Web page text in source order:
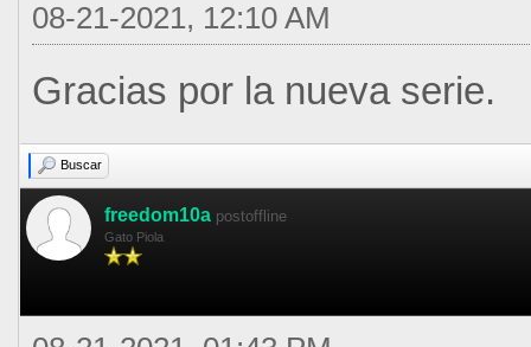
08-21-2021, 12:10 AM
Gracias por la nueva serie.
Buscar
freedom10a postoffline
Gato Piola